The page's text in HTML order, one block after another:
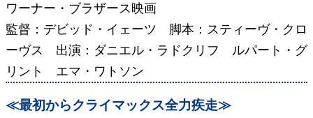
ワーナー・ブラザース映画
監督：デビッド・イェーツ 脚本：スティーヴ・クロ
ーヴス 出演：ダニエル・ラドクリフ ルパート・グ
リント エマ・ワトソン
≪最初からクライマックス全力疾走≫